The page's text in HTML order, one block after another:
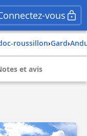
vous
roussillon› gard›
et avis